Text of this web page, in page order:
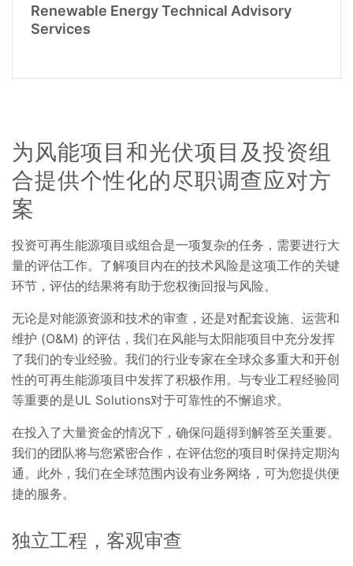
Renewable Energy Technical Advisory
Services
为风能项目和光伏项目及投资组
合提供个性化的尽职调查应对方
案
投资可再生能源项目或组合是一项复杂的任务，需要进行大
量的评估工作。了解项目内在的技术风险是这项工作的关键
环节，评估的结果将有助于您权衡回报与风险。
无论是对能源资源和技术的审查，还是对配套设施、运营和
维护 (O&M) 的评估，我们在风能与太阳能项目中充分发挥
了我们的专业经验。我们的行业专家在全球众多重大和开创
性的可再生能源项目中发挥了积极作用。与专业工程经验同
等重要的是UL Solutions对于可靠性的不懈追求。
在投入了大量资金的情况下，确保问题得到解答至关重要。
我们的团队将与您紧密合作，在评估您的项目时保持定期沟
通。此外，我们在全球范围内设有业务网络，可为您提供便
捷的服务。
独立工程，客观审查